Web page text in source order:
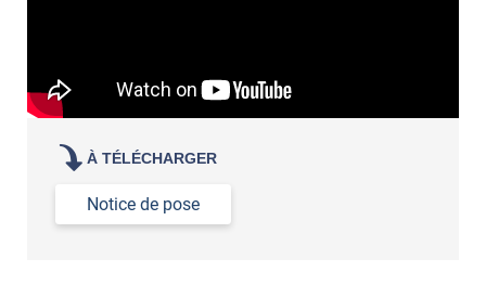
À TÉLÉCHARGER
Notice de pose